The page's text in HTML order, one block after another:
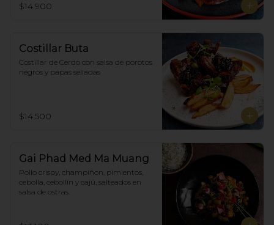
$14.900
Costillar Buta
Costillar de Cerdo con salsa de porotos
negros y papas selladas
$14.500
Gai Phad Med Ma Muang
Pollo crispy, champiñon, pimientos,
cebolla, cebollín y cajú, salteados en
salsa de ostras.